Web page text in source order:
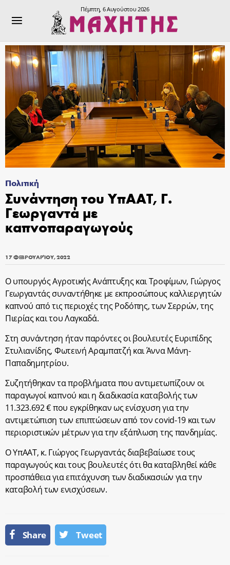
Πέμπτη, 6 Αυγούστου 2026
Πολιτική
Συνάντηση του ΥπΑΑΤ, Γ.
Γεωργαντά με
καπνοπαραγωγούς
17 ΦΕΒΡΟΥΑΡΊΟΥ, 2022
Ο υπουργός Αγροτικής Ανάπτυξης και Τροφίμων, Γιώργος
Γεωργαντάς συναντήθηκε με εκπροσώπους καλλιεργητών
καπνού από τις περιοχές της Ροδόπης, των Σερρών, της
Πιερίας και του Λαγκαδά.
Στη συνάντηση ήταν παρόντες οι βουλευτές Ευριπίδης
Στυλιανίδης, Φωτεινή Αραμπατζή και Άννα Μάνη-
Παπαδημητρίου.
Συζητήθηκαν τα προβλήματα που αντιμετωπίζουν οι
παραγωγοί καπνού και η διαδικασία καταβολής των
11.323.692 € που εγκρίθηκαν ως ενίσχυση για την
αντιμετώπιση των επιπτώσεων από τον covid-19 και των
περιοριστικών μέτρων για την εξάπλωση της πανδημίας.
Ο ΥπΑΑΤ, κ. Γιώργος Γεωργαντάς διαβεβαίωσε τους
παραγωγούς και τους βουλευτές ότι θα καταβληθεί κάθε
προσπάθεια για επιτάχυνση των διαδικασιών για την
καταβολή των ενισχύσεων.
Share Tweet